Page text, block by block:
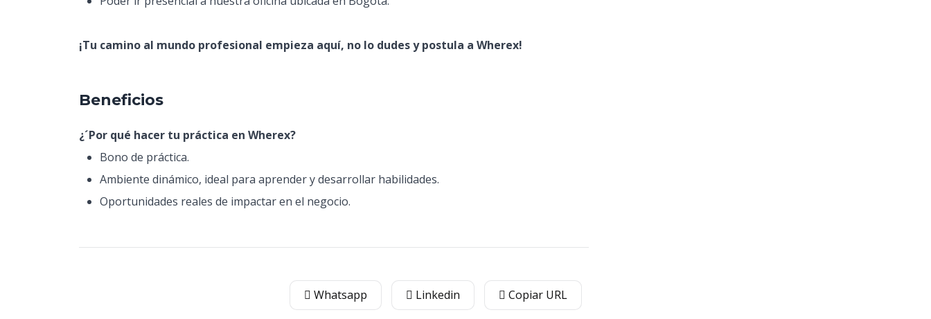
¡Tu camino al mundo profesional empieza aquí, no lo dudes y postula a Wherex!
Beneficios
¿´Por qué hacer tu práctica en Wherex?
Bono de práctica.
Ambiente dinámico, ideal para aprender y desarrollar habilidades.
Oportunidades reales de impactar en el negocio.
Whatsapp Linkedin Copiar URL